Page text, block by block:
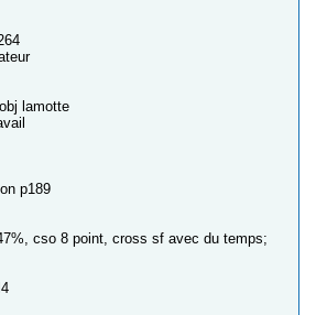
lamotte
p189
cso 8 point, cross sf avec du temps;